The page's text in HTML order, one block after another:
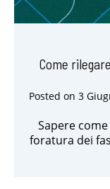
Come
Posted on 3
Sapere
foratura dei